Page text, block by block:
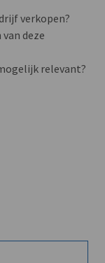
verkopen?
deze
relevant?